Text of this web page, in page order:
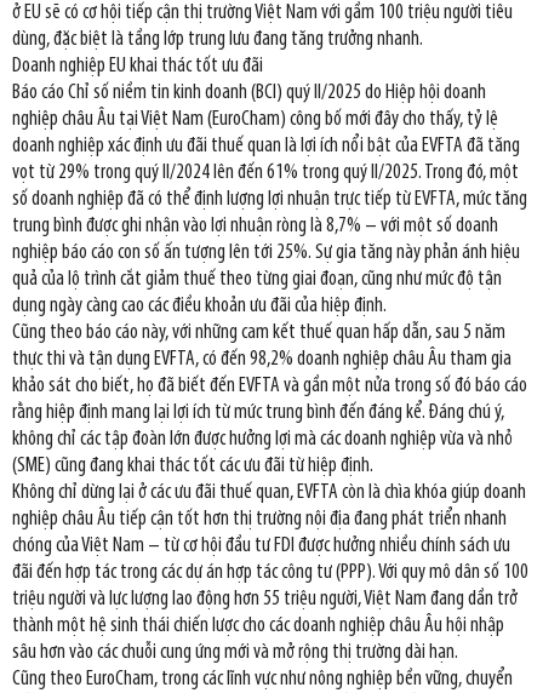
ở EU sẽ có cơ hội tiếp cận thị trường Việt Nam với gầm 100 triệu người tiêu
dùng, đặc biệt là tầng lớp trung lưu đang tăng trưởng nhanh.
Doanh nghiệp EU khai thác tốt ưu đãi
Báo cáo Chỉ số niềm tin kinh doanh (BCI) quý II/2025 do Hiệp hội doanh
nghiệp châu Âu tại Việt Nam (EuroCham) công bố mới đây cho thấy, tỷ lệ
doanh nghiệp xác định ưu đãi thuế quan là lợi ích nổi bật của EVFTA đã tăng
vọt từ 29% trong quý II/2024 lên đến 61% trong quý II/2025. Trong đó, một
số doanh nghiệp đã có thể định lượng lợi nhuận trực tiếp từ EVFTA, mức tăng
trung bình được ghi nhận vào lợi nhuận ròng là 8,7% – với một số doanh
nghiệp báo cáo con số ấn tượng lên tới 25%. Sự gia tăng này phản ánh hiệu
quả của lộ trình cắt giảm thuế theo từng giai đoạn, cũng như mức độ tận
dụng ngày càng cao các điều khoản ưu đãi của hiệp định.
Cũng theo báo cáo này, với những cam kết thuế quan hấp dẫn, sau 5 năm
thực thi và tận dụng EVFTA, có đến 98,2% doanh nghiệp châu Âu tham gia
khảo sát cho biết, họ đã biết đến EVFTA và gần một nửa trong số đó báo cáo
rằng hiệp định mang lại lợi ích từ mức trung bình đến đáng kể. Đáng chú ý,
không chỉ các tập đoàn lớn được hưởng lợi mà các doanh nghiệp vừa và nhỏ
(SME) cũng đang khai thác tốt các ưu đãi từ hiệp định.
Không chỉ dừng lại ở các ưu đãi thuế quan, EVFTA còn là chìa khóa giúp doanh
nghiệp châu Âu tiếp cận tốt hơn thị trường nội địa đang phát triển nhanh
chóng của Việt Nam – từ cơ hội đầu tư FDI được hưởng nhiều chính sách ưu
đãi đến hợp tác trong các dự án hợp tác công tư (PPP). Với quy mô dân số 100
triệu người và lực lượng lao động hơn 55 triệu người, Việt Nam đang dần trở
thành một hệ sinh thái chiến lược cho các doanh nghiệp châu Âu hội nhập
sâu hơn vào các chuỗi cung ứng mới và mở rộng thị trường dài hạn.
Cũng theo EuroCham, trong các lĩnh vực như nông nghiệp bền vững, chuyển